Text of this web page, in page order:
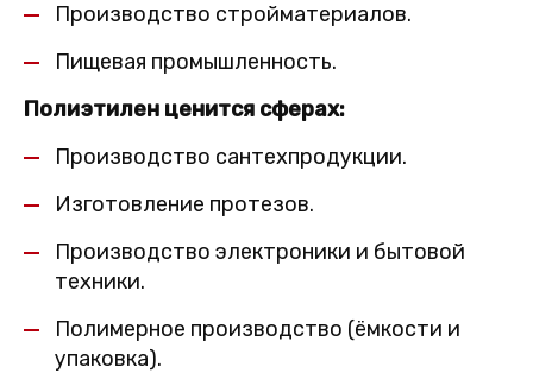
Производство стройматериалов.
Пищевая промышленность.
Полиэтилен ценится сферах:
Производство сантехпродукции.
Изготовление протезов.
Производство электроники и бытовой
техники.
Полимерное производство (ёмкости и
упаковка).